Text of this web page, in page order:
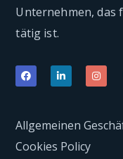
Unternehmen, das
tätig ist.
Allgemeinen
Cookies Policy